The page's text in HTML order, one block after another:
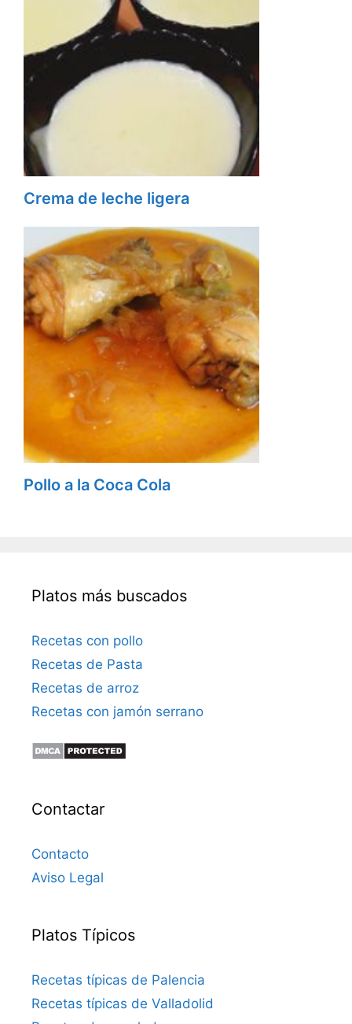
Crema de leche ligera
Pollo a la Coca Cola
Platos más buscados
Recetas con pollo
Recetas de Pasta
Recetas de arroz
Recetas con jamón serrano
Contactar
Contacto
Aviso Legal
Platos Típicos
Recetas típicas de Palencia
Recetas típicas de Valladolid